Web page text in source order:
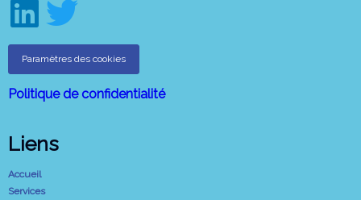
Paramètres des cookies
Politique de confidentialité
Liens
Accueil
Services